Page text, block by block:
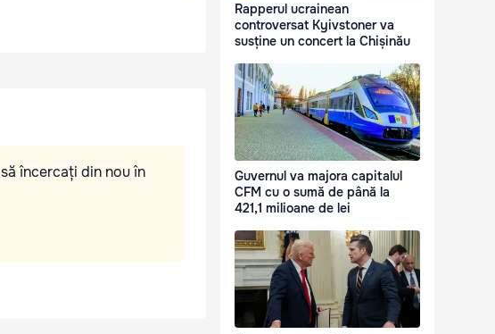
încercați din nou în
Rapperul ucrainean
controversat Kyivstoner va
susține un concert la Chișinău
Guvernul va majora capitalul
CFM cu o sumă de până la
421,1 milioane de lei